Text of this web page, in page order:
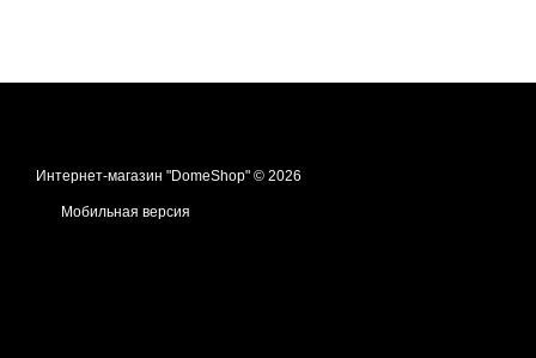
Интернет-магазин "DomeShop" © 2026
Мобильная версия